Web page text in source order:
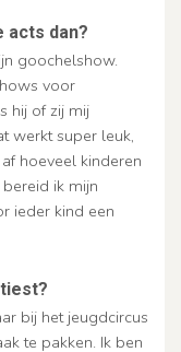
acts dan?
goochelshow.
voor
hij of zij mij
werkt super leuk,
hoeveel kinderen
ik mijn
ieder kind een
bij het jeugdcircus
te pakken. Ik ben